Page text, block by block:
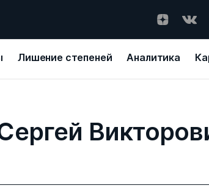
Лишение степеней Аналитика